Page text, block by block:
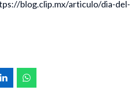
blog.clip.mx/articulo/dia-del-